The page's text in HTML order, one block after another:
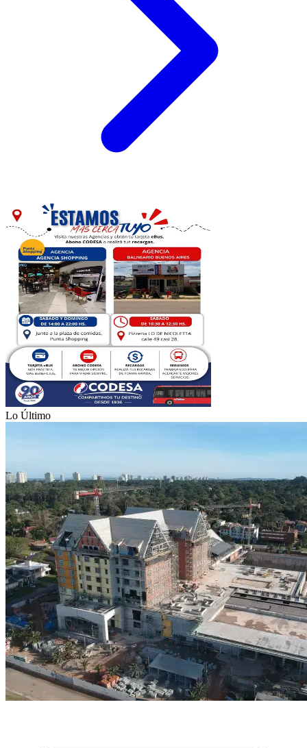
Lo Último